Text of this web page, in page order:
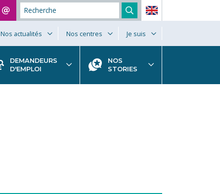
Nos actualités Nos centres Je suis
DEMANDEURS
D'EMPLOI
NOS
STORIES